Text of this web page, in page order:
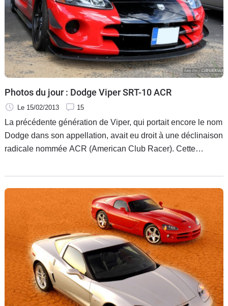
Photos du jour : Dodge Viper SRT-10 ACR
Le 15/02/2013 15
La précédente génération de Viper, qui portait encore le nom
Dodge dans son appellation, avait eu droit à une déclinaison
radicale nommée ACR (American Club Racer). Cette
la route